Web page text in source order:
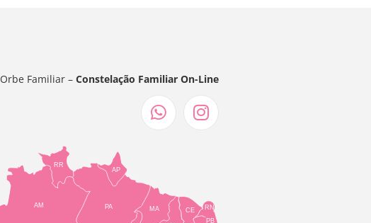
Orbe Familiar –Constelação Familiar On-Line
RN
CE
MA
AP
PA
RR
AM
PB